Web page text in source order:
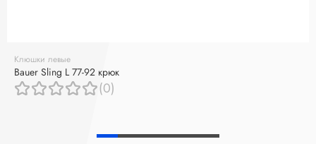
Клюшки левые
Bauer Sling L 77-92 крюк
(0)